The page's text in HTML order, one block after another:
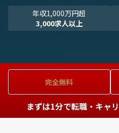
年収1,000万円超
3,000求人以上
完全無料
まずは1分で転職・キャ